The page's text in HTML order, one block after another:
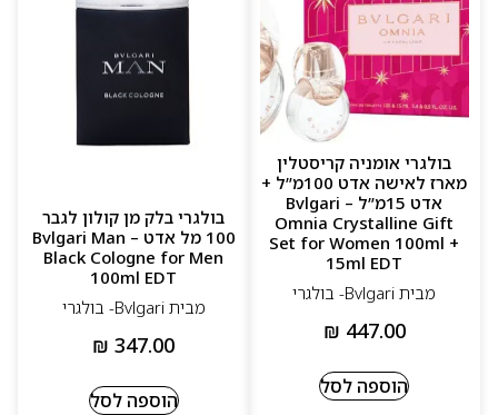
בולגרי אומניה קריסטלין
מארז לאישה אדט 100מ”ל +
אדט 15מ”ל – Bvlgari
Omnia Crystalline Gift
Set for Women 100ml +
15ml EDT
מבית Bvlgari- בולגרי
₪ 447.00
הוספה לסל
בולגרי בלק מן קולון לגבר
100 מל אדט – Bvlgari Man
Black Cologne for Men
100ml EDT
מבית Bvlgari- בולגרי
₪ 347.00
הוספה לסל